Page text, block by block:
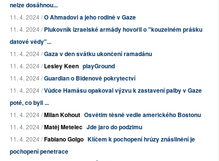
nelze dosáhnou...
11. 4. 2024 /O Ahmadovi a jeho rodině v Gaze
11. 4. 2024 /Plukovník izraelské armády hovořil o "kouzelném prášku
datové vědy"...
11. 4. 2024 /Gaza v den svátku ukončení ramadánu
11. 4. 2024 /Lesley Keen playGround
11. 4. 2024 /Guardian o Bidenově pokrytectví
11. 4. 2024 /Vůdce Hamásu opakoval výzvu k zastavení palby v Gaze
poté, co byli ...
11. 4. 2024 /Milan Kohout Osvětim těsně vedle amerického Bostonu
11. 4. 2024 /Matěj Metelec Jde jaro do podzimu
11. 4. 2024 /Fabiano Golgo Klíčem k pochopení hrůzy znásilnění je
pochopení penetrace